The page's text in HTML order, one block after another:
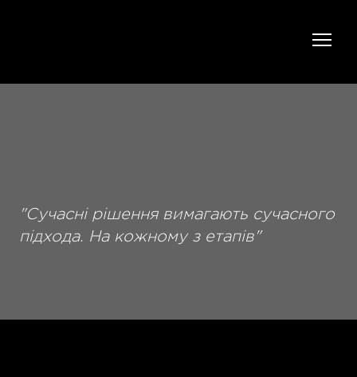
"Сучасні рішення вимагають сучасного
підхода. На кожному з етапів"